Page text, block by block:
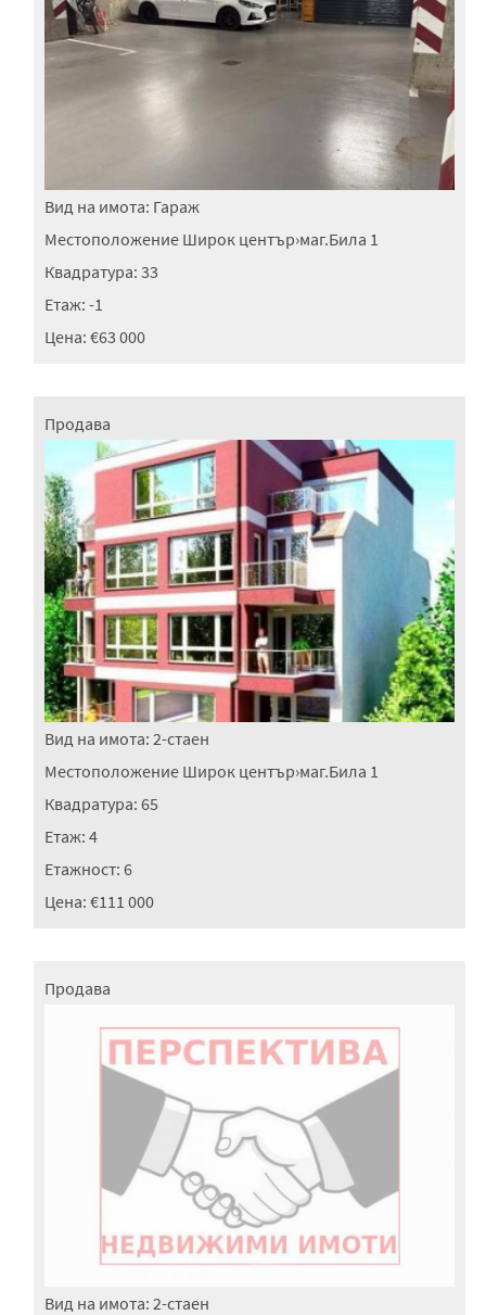
Вид на имота: Гараж
Местоположение Широк център›маг.Била 1
Квадратура: 33
Етаж: -1
Цена: €63 000
Продава
Вид на имота: 2-стаен
Местоположение Широк център›маг.Била 1
Квадратура: 65
Етаж: 4
Етажност: 6
Цена: €111 000
Продава
Вид на имота: 2-стаен